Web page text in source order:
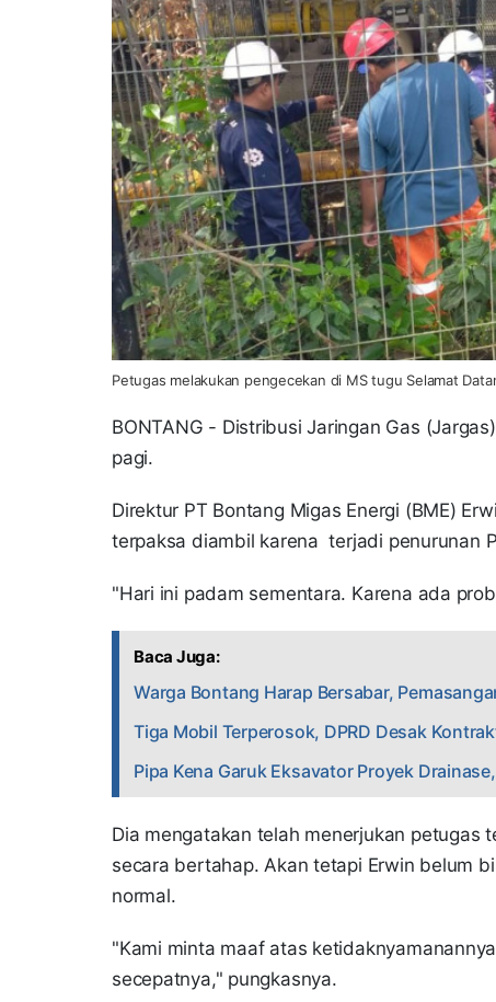
Petugas melakukan pengecekan di MS tugu Selamat
BONTANG - Distribusi Jaringan Gas
pagi.
Direktur PT Bontang Migas Energi (BME)
terpaksa diambil karena terjadi penurunan
"Hari ini padam sementara. Karena ada
Baca Juga:
Warga Bontang Harap Bersabar,
Tiga Mobil Terperosok, DPRD Desak
Pipa Kena Garuk Eksavator Proyek
Dia mengatakan telah menerjukan petugas
secara bertahap. Akan tetapi Erwin belum
normal.
"Kami minta maaf atas
secepatnya," pungkasnya.